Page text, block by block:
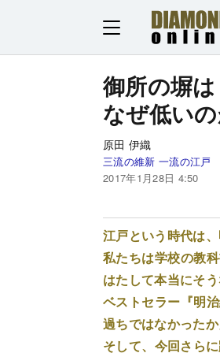
御所の塀は
なぜ低い
原田 伊織
三流の維新 一流の江戸
2017年1月28日 4:50
江戸という時代は
私たちは学校の教
はたして本当にそ
ベストセラー『明
過ちではなかった
そして、今回さら